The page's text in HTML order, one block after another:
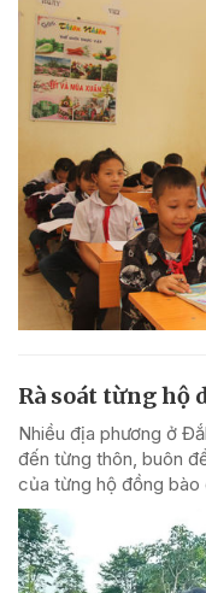
Rà soát từng hộ
Nhiều địa phương ở
đến từng thôn, buôn
của từng hộ đồng